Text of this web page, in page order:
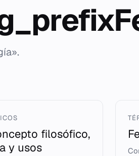
filosófico,
y usos